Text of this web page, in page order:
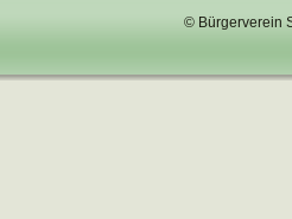
© Bürgerverein